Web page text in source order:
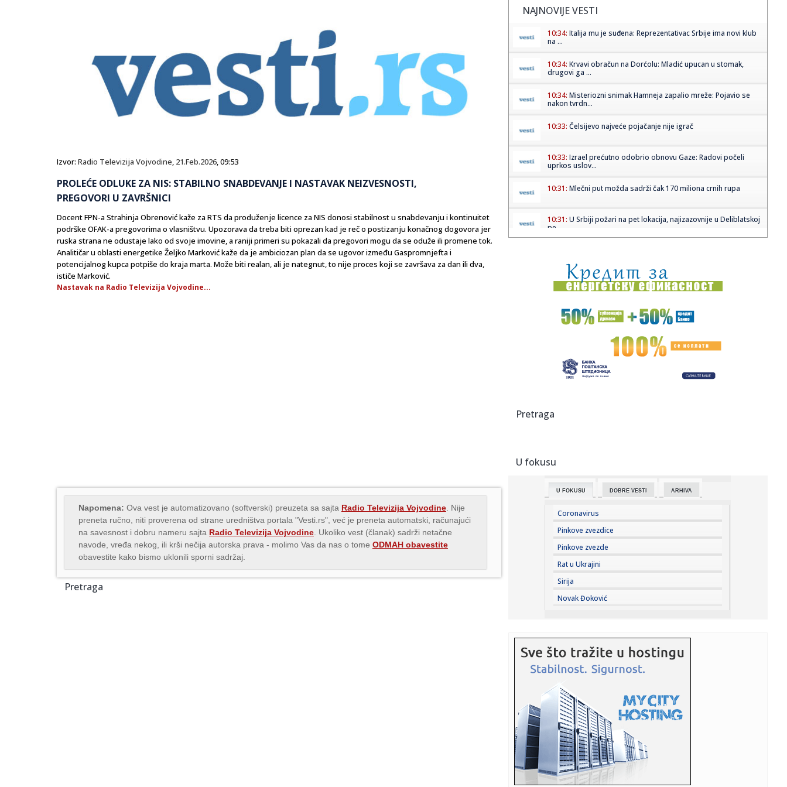
Izvor: Radio Televizija Vojvodine, 21.Feb.2026, 09:53
PROLEĆE ODLUKE ZA NIS: STABILNO SNABDEVANJE I NASTAVAK NEIZVESNOSTI,
PREGOVORI U ZAVRŠNICI
Docent FPN-a Strahinja Obrenović kaže za RTS da produženje licence za NIS donosi stabilnost u snabdevanju i kontinuitet
podrške OFAK-a pregovorima o vlasništvu. Upozorava da treba biti oprezan kad je reč o postizanju konačnog dogovora jer
ruska strana ne odustaje lako od svoje imovine, a raniji primeri su pokazali da pregovori mogu da se oduže ili promene tok.
Analitičar u oblasti energetike Željko Marković kaže da je ambiciozan plan da se ugovor između Gaspromnjefta i
potencijalnog kupca potpiše do kraja marta. Može biti realan, ali je nategnut, to nije proces koji se završava za dan ili dva,
ističe Marković.
Nastavak na Radio Televizija Vojvodine...
Napomena: Ova vest je automatizovano (softverski) preuzeta sa sajta Radio Televizija Vojvodine . Nije
preneta ručno, niti proverena od strane uredništva portala "Vesti.rs", već je preneta automatski, računajući
na savesnost i dobru nameru sajta Radio Televizija Vojvodine . Ukoliko vest (članak) sadrži netačne
navode, vređa nekog, ili krši nečija autorska prava - molimo Vas da nas o tome ODMAH obavestite
obavestite kako bismo uklonili sporni sadržaj.
Pretraga
NAJNOVIJE VESTI
10:34: Italija mu je suđena: Reprezentativac Srbije ima novi klub
na ...
10:34: Krvavi obračun na Dorćolu: Mladić upucan u stomak,
drugovi ga ...
10:34: Misteriozni snimak Hamneja zapalio mreže: Pojavio se
nakon tvrdn...
10:33: Čelsijevo najveće pojačanje nije igrač
10:33: Izrael prećutno odobrio obnovu Gaze: Radovi počeli
uprkos uslov...
10:31: Mlečni put možda sadrži čak 170 miliona crnih rupa
10:31: U Srbiji požari na pet lokacija, najizazovnije u Deliblatskoj
pe...
10:27:Oko 1.500 ljudi posjetilo džez festival na Zelenkovcu
10:26:'Građanska smrt': Kremlj državljanstvo koristi kao oružje
prot...
Analiza pokazala: Električni trotineti znatno opasniji od
10:26:Mačke, kondomi i registarske tablice: Ajkule koje će
Povedite ...
10:25:
10:25:
Pakao u Peščari, herojska borba vatrogasaca! Dačić:
10:25:Sombor: Dunav kod Bezdana u blagom porastu, vodostaj
danas -158 c...
10:17:HODAR RUTINIRAO LEHEČKU, DRMA SE TRON SINERU I
ALKARAZU: Tinejd...
10:17:Vučić dočekao Zelenskog i najavio fabriku dronova sa
Izraelom
10:16: U Srpskoj rođeno 20 beba
10:16:
10:16:Maloljetnik uhapšen u Ljubinju: Osumnjičen da je
povrijedio pol...
10:15:Anthrax objavili novi singl i spot za pesmu Everybody’s
Got a P...
10:15:Iran uslovljava Vašington
Pretraga
U fokusu
U FOKUSU DOBRE VESTI ARHIVA
Coronavirus
Pinkove zvezdice
Pinkove zvezde
Rat u Ukrajini
Sirija
Novak Đoković